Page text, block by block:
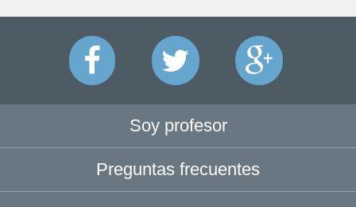
Soy profesor
Preguntas frecuentes